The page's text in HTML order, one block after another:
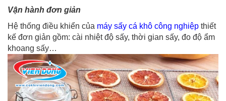
Vận hành đơn giản
Hệ thống điều khiển của máy sấy cá khô công nghiệp thiết
kế đơn giản gồm: cài nhiệt độ sấy, thời gian sấy, đo độ ẩm
khoang sấy…